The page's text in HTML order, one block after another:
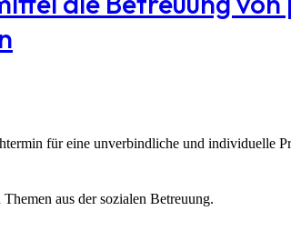
für eine unverbindliche und individuelle
aus der sozialen Betreuung.